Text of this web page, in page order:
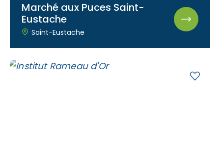
Marché aux Puces Saint-
Eustache
Saint-Eustache